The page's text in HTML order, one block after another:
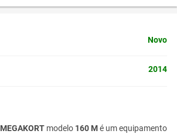
Novo
2014
MEGAKORTmodelo 160 Mé um equipamento